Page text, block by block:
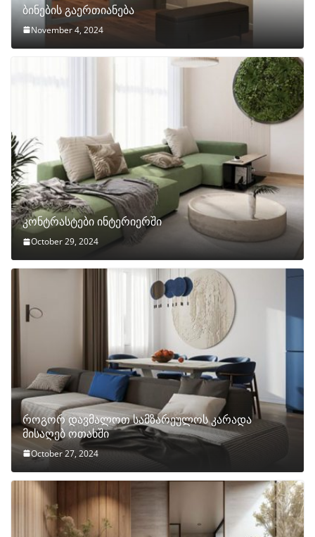
ბინების გაერთიანება
November 4, 2024
კონტრასტები ინტერიერში
October 29, 2024
როგორ დავმალოთ სამზარეულოს კარადა
მისაღებ ოთახში
October 27, 2024